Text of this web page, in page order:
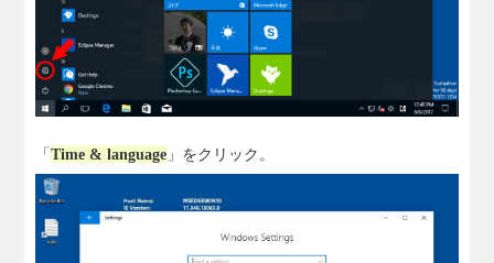
「Time & language 」をクリック。